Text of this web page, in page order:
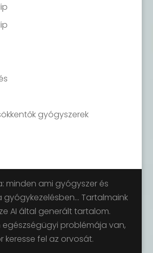
gyógyszerek
minden ami gyógyszer és
Tartalmaink
AI által generált tartalom.
egészségügyi problémája van,
keresse fel az orvosát.